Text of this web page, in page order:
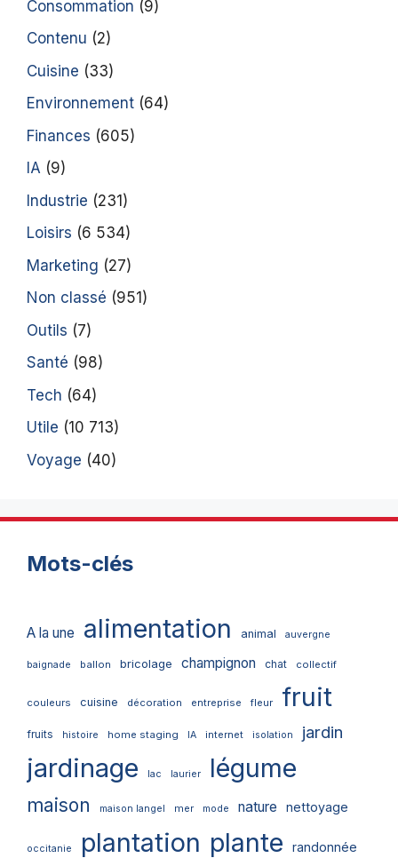
Consommation (9)
Contenu (2)
Cuisine (33)
Environnement (64)
Finances (605)
IA (9)
Industrie (231)
Loisirs (6 534)
Marketing (27)
Non classé (951)
Outils (7)
Santé (98)
Tech (64)
Utile (10 713)
Voyage (40)
Mots-clés
A la une alimentation animal auvergne
baignade ballon bricolage champignon chat collectif
couleurs cuisine décoration entreprise fleur fruit
fruits histoire home staging IA internet isolation jardin
jardinage lac laurier légume
maison maison langel mer mode nature nettoyage
occitanie plantation plante randonnée